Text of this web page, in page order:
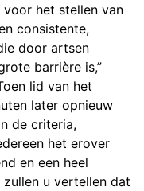
voor het stellen van
consistente,
door artsen
barrière is,”
lid van het
later opnieuw
de criteria,
het erover
en een heel
u vertellen dat